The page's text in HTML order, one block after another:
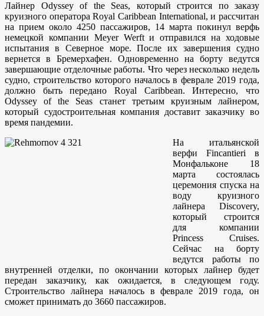
Лайнер Odyssey of the Seas, который строится по заказу
круизного оператора Royal Caribbean International, и рассчитан
на прием около 4250 пассажиров, 14 марта покинул верфь
немецкой компании Meyer Werft и отправился на ходовые
испытания в Северное море. После их завершения судно
вернется в Бремерхафен. Одновременно на борту ведутся
завершающие отделочные работы. Что через несколько недель
судно, строительство которого началось в феврале 2019 года,
должно быть передано Royal Caribbean. Интересно, что
Odyssey of the Seas станет третьим круизным лайнером,
который судостроительная компания доставит заказчику во
время пандемии.
На итальянской
верфи Fincantieri в
Монфальконе 18
марта состоялась
церемония спуска на
воду круизного
лайнера Discovery,
который строится
для компании
Princess Cruises.
Сейчас на борту
ведутся работы по
внутренней отделки, по окончании которых лайнер будет
передан заказчику, как ожидается, в следующем году.
Строительство лайнера началось в феврале 2019 года, он
сможет принимать до 3660 пассажиров.